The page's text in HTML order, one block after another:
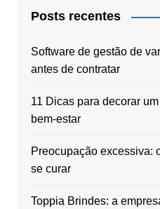
Posts recentes
Software de gestão de
antes de contratar
11 Dicas para decorar
bem-estar
Preocupação excessiva:
se curar
Toppia Brindes: a